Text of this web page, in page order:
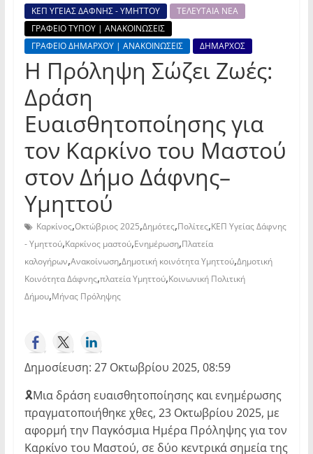
ΚΕΠ ΥΓΕΙΑΣ ΔΑΦΝΗΣ - ΥΜΗΤΤΟΥ
ΤΕΛΕΥΤΑΙΑ ΝΕΑ
ΓΡΑΦΕΙΟ ΤΥΠΟΥ | ΑΝΑΚΟΙΝΩΣΕΙΣ
ΓΡΑΦΕΙΟ ΔΗΜΑΡΧΟΥ | ΑΝΑΚΟΙΝΩΣΕΙΣ
ΔΗΜΑΡΧΟΣ
Η Πρόληψη Σώζει Ζωές:
Δράση
Ευαισθητοποίησης για
τον Καρκίνο του Μαστού
στον Δήμο Δάφνης–
Υμηττού
Καρκίνος,Οκτώβριος 2025,Δημότες,Πολίτες,ΚΕΠ Υγείας Δάφνης
- Υμηττού,Καρκίνος μαστού,Ενημέρωση,Πλατεία
καλογήρων,Ανακοίνωση,Δημοτική κοινότητα Υμηττού,Δημοτική
Κοινότητα Δάφνης,πλατεία Υμηττού,Κοινωνική Πολιτική
Δήμου,Μήνας Πρόληψης
Δημοσίευση: 27 Οκτωβρίου 2025, 08:59
🎗️Μια δράση ευαισθητοποίησης και ενημέρωσης
πραγματοποιήθηκε χθες, 23 Οκτωβρίου 2025, με
αφορμή την Παγκόσμια Ημέρα Πρόληψης για τον
Καρκίνο του Μαστού, σε δύο κεντρικά σημεία της